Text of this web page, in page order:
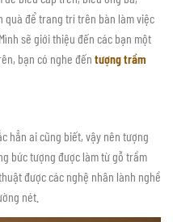
quà để trang trí trên bàn làm việc
sẽ giới thiệu đến các bạn một
bạn có nghe đến tượng trầm
hẳn ai cũng biết, vậy nên tượng
bức tượng được làm từ gỗ trầm
được các nghệ nhân lành nghề
nét.